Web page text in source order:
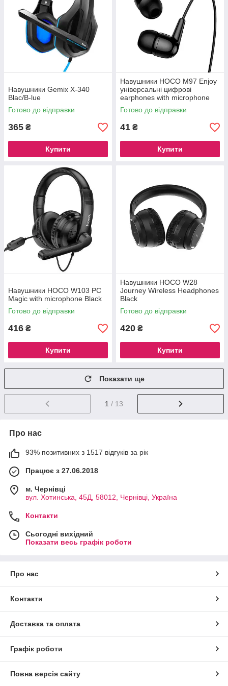
Навушники Gemix X-340
Blac/B-lue
Готово до відправки
365 ₴
Купити
Навушники HOCO M97 Enjoy
універсальні цифрові
earphones with microphone
Type-C |1.2M, Black
Готово до відправки
41 ₴
Купити
Навушники HOCO W103 PC
Magic with microphone Black
Готово до відправки
416 ₴
Купити
Навушники HOCO W28
Journey Wireless Headphones
Black
Готово до відправки
420 ₴
Купити
Показати ще
1 / 13
Про нас
93% позитивних з 1517 відгуків за рік
Працює з 27.06.2018
м. Чернівці
вул. Хотинська, 45Д, 58012, Чернівці, Україна
Контакти
Сьогодні вихідний
Показати весь графік роботи
Про нас
Контакти
Доставка та оплата
Графік роботи
Повна версія сайту